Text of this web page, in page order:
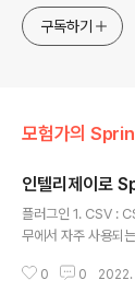
구독하기
인텔리제이로
플러그인 1. CSV :
무에서 자주 사용되
ox : Git에 도움을 주
0 0 2022.